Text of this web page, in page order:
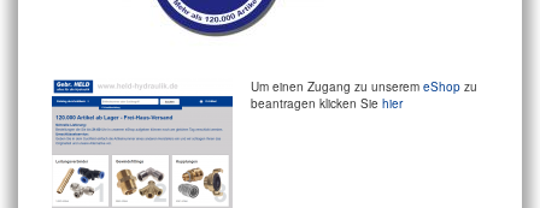
Um einen Zugang zu unserem eShopzu
beantragen klicken Sie hier